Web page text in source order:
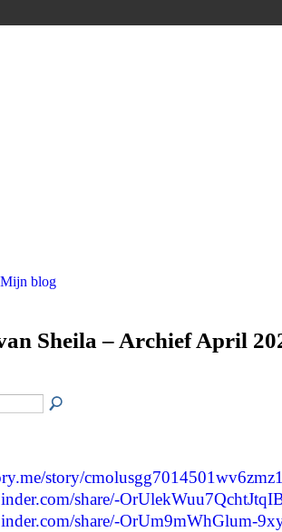
Mijn blog
Sheila – Archief April
story/
share/-
share/-OrUm9mWhGlum-